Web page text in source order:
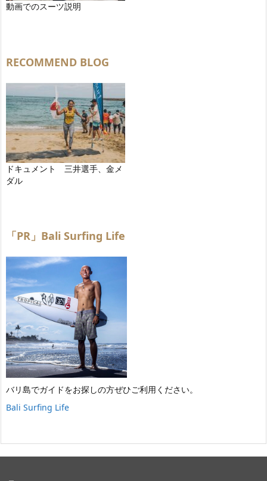
動画でのスーツ説明
RECOMMEND BLOG
ドキュメント 三井選手、金メ
ダル
「PR」Bali Surfing Life
バリ島でガイドをお探しの方ぜひご利用ください。
Bali Surfing Life